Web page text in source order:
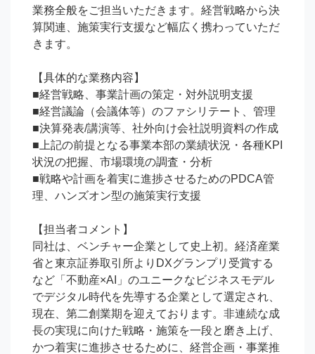
業務全般をご担当いただきます。経営戦略から決
算関連、施策実行支援など幅広く携わっていただ
きます。
【具体的な業務内容】
■経営戦略、事業計画の策定・対外説明支援
■経営議論（会議体等）のファシリテート、管理
■決算発表/講演等、社外向け会社説明資料の作成
■上記の前提となる事業本部の業績状況・各種KPI
状況の把握、市場環境の調査・分析
■戦略や計画を着実に進捗させるためのPDCA管
理、ハンズオン型の施策実行支援
【担当者コメント】
同社は、ベンチャー企業として史上初。経済産業
省と東京証券取引所よりDXグランプリ受賞する
など「不動産×AI」のユニークなビジネスモデル
でデジタル時代を先導する企業として選定され、
現在、第二創業期を迎えております。非連続な成
長の実現に向けた戦略・施策を一段と磨き上げ、
かつ着実に進捗させるために、経営企画・事業推